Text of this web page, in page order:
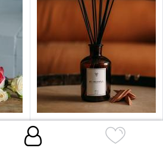
AFRICA - Диффузор